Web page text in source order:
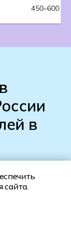
450–600
в
сайта.